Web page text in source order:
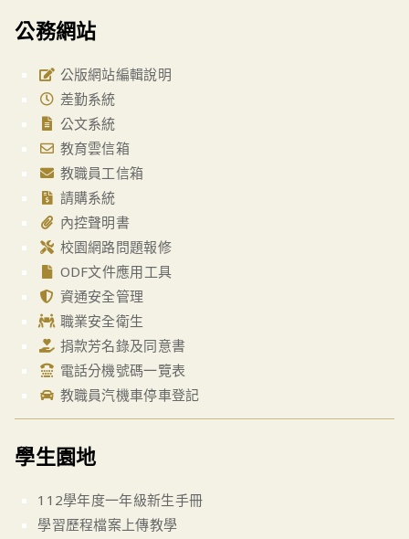
公務網站
公版網站編輯說明
差勤系統
公文系統
教育雲信箱
教職員工信箱
請購系統
內控聲明書
校園網路問題報修
ODF文件應用工具
資通安全管理
職業安全衛生
捐款芳名錄及同意書
電話分機號碼一覽表
教職員汽機車停車登記
學生園地
112學年度一年級新生手冊
學習歷程檔案上傳教學